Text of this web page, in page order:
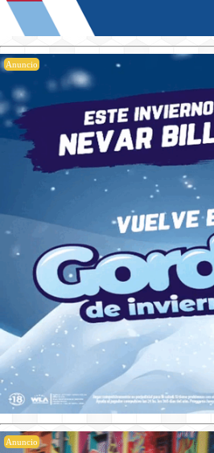
Anuncio
Anuncio